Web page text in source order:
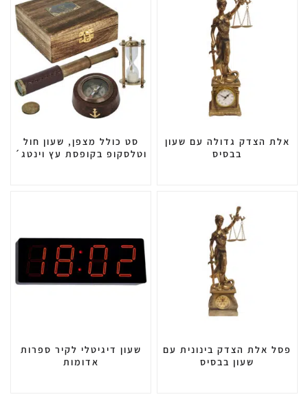
אלת הצדק גדולה עם שעון
בבסיס
סט כולל מצפן, שעון חול
וטלסקופ בקופסת עץ וינטג´
פסל אלת הצדק בינונית עם
שעון בבסיס
שעון דיגיטלי לקיר ספרות
אדומות